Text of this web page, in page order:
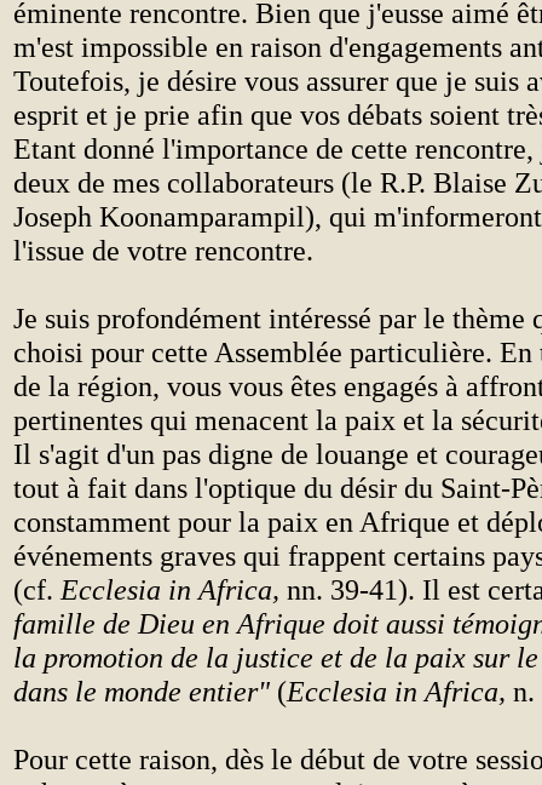
éminente rencontre. Bien que j'eusse aimé
m'est impossible en raison d'engagements
Toutefois, je désire vous assurer que je suis
esprit et je prie afin que vos débats soient
Etant donné l'importance de cette
deux de mes collaborateurs (le R.P. Blaise
Joseph Koonamparampil), qui
l'issue de votre rencontre.
Je suis profondément intéressé par le thème
choisi pour cette Assemblée particulière. En
de la région, vous vous êtes engagés à
pertinentes qui menacent la paix et la
Il s'agit d'un pas digne de louange et
tout à fait dans l'optique du désir du Saint-
constamment pour la paix en Afrique et
événements graves qui frappent certains
(cf. Ecclesia in Africa, nn. 39-41). Il est
famille de Dieu en Afrique doit aussi
la promotion de la justice et de la paix sur
dans le monde entier" (Ecclesia in Africa, n.
Pour cette raison, dès le début de votre